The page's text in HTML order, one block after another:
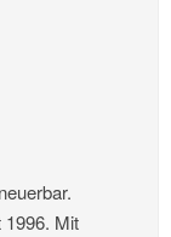
1996. Mit